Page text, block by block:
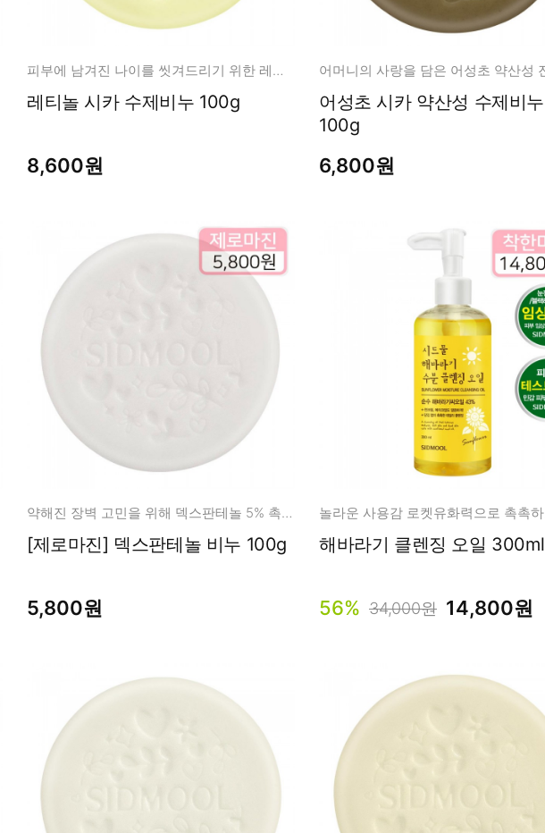
피부에 남겨진 나이를 씻겨드리기 위한 레티놀시카 비누
레티놀 시카 수제비누 100g
8,600원
어성초 시카 약산성 수제비누
100g
6,800원
약해진 장벽 고민을 위해 덱스판테놀 5% 촉촉 클렌징
[제로마진] 덱스판테놀 비누 100g
5,800원
해바라기 클렌징 오일 300ml
56% 34,000원 14,800원